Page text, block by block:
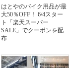
はとやのバイク用品が最
大50％OFF！ 6/4スター
ト「楽天スーパー
SALE」でクーポンを配
布